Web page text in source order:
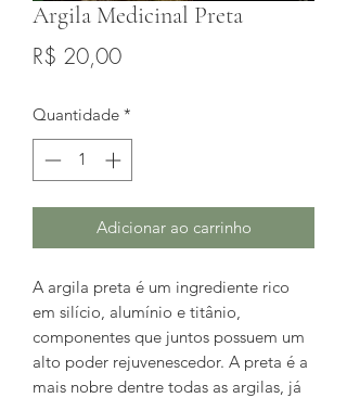
Argila Medicinal Preta
R$ 20,00Preço
Quantidade *
Adicionar ao carrinho
A argila preta é um ingrediente rico
em silício, alumínio e titânio,
componentes que juntos possuem um
alto poder rejuvenescedor. A preta é a
mais nobre dentre todas as argilas, já